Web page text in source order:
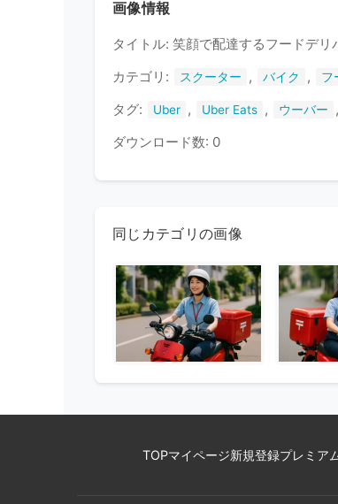
画像情報
タイトル: 笑顔で配達するフードデリ
カテゴリ:
スクーター , バイク , フ
タグ: Uber , Uber Eats , ウーバー ,
ダウンロード数: 0
同じカテゴリの画像
TOPマイページ新規登録プレミア